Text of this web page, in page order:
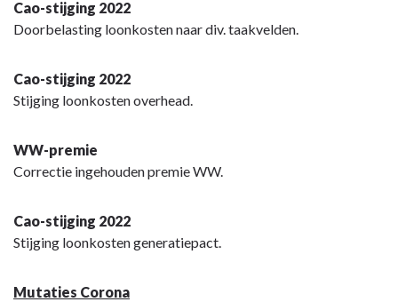
Cao-stijging 2022
Doorbelasting loonkosten naar div. taakvelden.
Cao-stijging 2022
Stijging loonkosten overhead.
WW-premie
Correctie ingehouden premie WW.
Cao-stijging 2022
Stijging loonkosten generatiepact.
Mutaties Corona